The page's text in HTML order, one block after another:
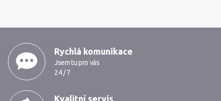
MarkMedia
Rychlá komunikace
Jsem tu pro vás
24 / 7
Kvalitní servis